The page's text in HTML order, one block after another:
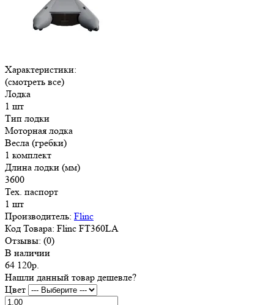
Характеристики:
(смотреть все)
Лодка
1 шт
Тип лодки
Моторная лодка
Весла (гребки)
1 комплект
Длина лодки (мм)
3600
Тех. паспорт
1 шт
Производитель: Flinc
Код Товара: Flinc FT360LA
Отзывы: (0)
В наличии
64 120р.
Нашли данный товар дешевле?
Цвет